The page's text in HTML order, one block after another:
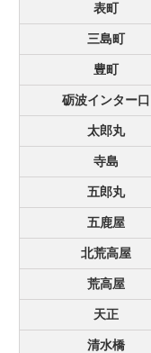
表町
三島町
豊町
砺波インター口
太郎丸
寺島
五郎丸
五鹿屋
北荒高屋
荒高屋
天正
清水橋